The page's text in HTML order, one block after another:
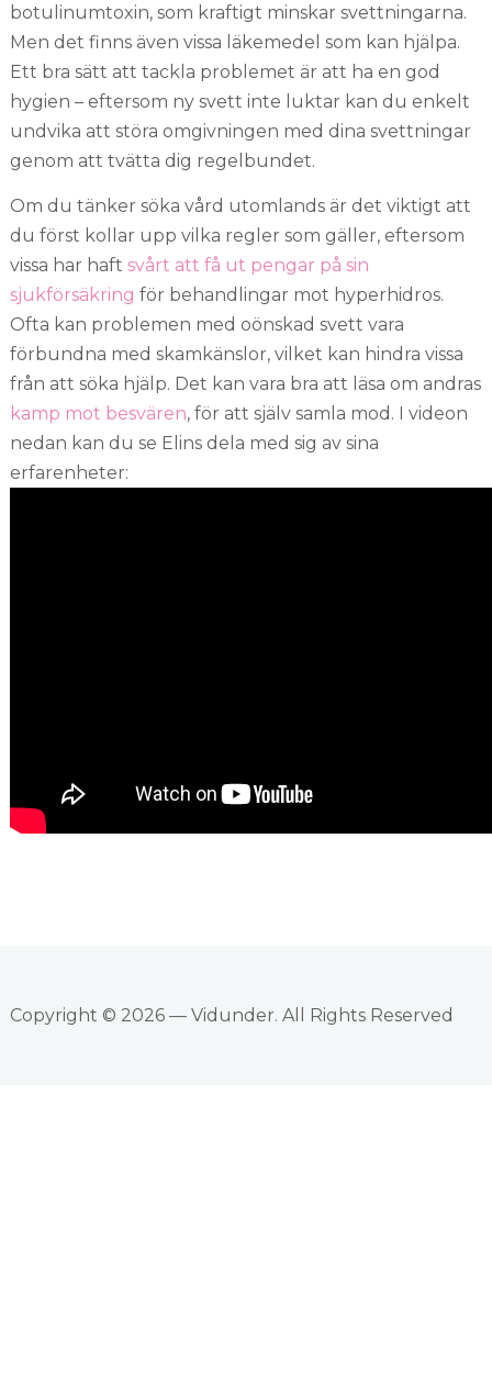
botulinumtoxin, som kraftigt minskar svettningarna.
Men det finns även vissa läkemedel som kan hjälpa.
Ett bra sätt att tackla problemet är att ha en god
hygien – eftersom ny svett inte luktar kan du enkelt
undvika att störa omgivningen med dina svettningar
genom att tvätta dig regelbundet.
Om du tänker söka vård utomlands är det viktigt att
du först kollar upp vilka regler som gäller, eftersom
vissa har haft svårt att få ut pengar på sin
sjukförsäkring för behandlingar mot hyperhidros.
Ofta kan problemen med oönskad svett vara
förbundna med skamkänslor, vilket kan hindra vissa
från att söka hjälp. Det kan vara bra att läsa om andras
kamp mot besvären, för att själv samla mod. I videon
nedan kan du se Elins dela med sig av sina
erfarenheter:
Copyright © 2026 — Vidunder. All Rights Reserved